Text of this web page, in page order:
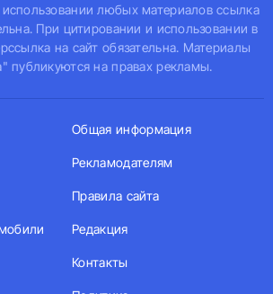
любых материалов ссылка
При цитировании и использовании в
на сайт обязательна. Материалы
публикуются на правах рекламы.
Общая информация
Рекламодателям
Правила сайта
Редакция
Контакты